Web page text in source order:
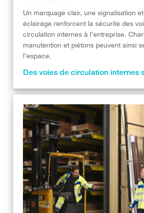
Un marquage clair, une signalisation
éclairage renforcent la sécurité des
circulation internes à l’entreprise.
manutention et piétons peuvent ainsi
l’espace.
Des voies de circulation internes